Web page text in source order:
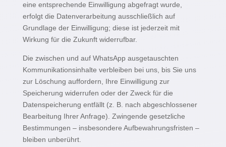
eine entsprechende Einwilligung abgefragt wurde,
erfolgt die Datenverarbeitung ausschließlich auf
Grundlage der Einwilligung; diese ist jederzeit mit
Wirkung für die Zukunft widerrufbar.
Die zwischen und auf WhatsApp ausgetauschten
Kommunikationsinhalte verbleiben bei uns, bis Sie uns
zur Löschung auffordern, Ihre Einwilligung zur
Speicherung widerrufen oder der Zweck für die
Datenspeicherung entfällt (z. B. nach abgeschlossener
Bearbeitung Ihrer Anfrage). Zwingende gesetzliche
Bestimmungen – insbesondere Aufbewahrungsfristen –
bleiben unberührt.